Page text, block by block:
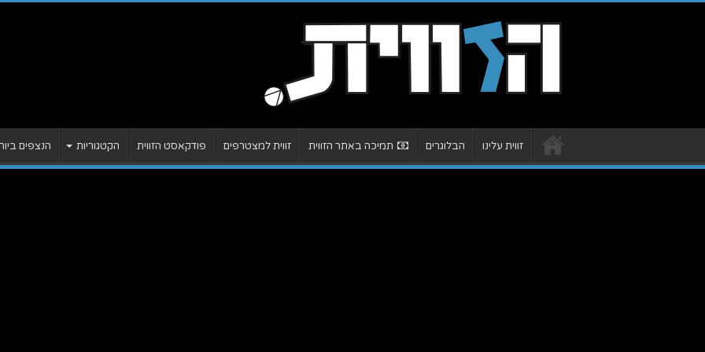
זווית עלינו הבלוגרים תמיכה באתר הזווית זווית למצטרפים פודקאסט הזווית הקטגוריות הנצפים